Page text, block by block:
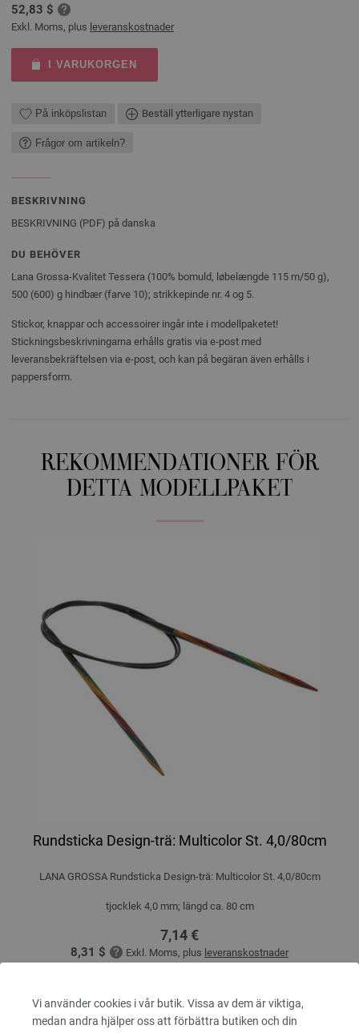
Vi använder cookies i vår butik. Vissa av dem är viktiga,
medan andra hjälper oss att förbättra butiken och din
52,83 $
Exkl. Moms, plus leveranskostnader
I VARUKORGEN
På inköpslistan Beställ ytterligare nystan
Frågor om artikeln?
BESKRIVNING
BESKRIVNING (PDF) på danska
DU BEHÖVER
Lana Grossa-Kvalitet Tessera (100% bomuld, løbelængde 115 m/50 g),
500 (600) g hindbær (farve 10); strikkepinde nr. 4 og 5.
Stickor, knappar och accessoirer ingår inte i modellpaketet!
Stickningsbeskrivningarna erhålls gratis via e-post med
leveransbekräftelsen via e-post, och kan på begäran även erhålls i
pappersform.
REKOMMENDATIONER FÖR
DETTA MODELLPAKET
Rundsticka Design-trä: Multicolor St. 4,0/80cm
LANA GROSSA Rundsticka Design-trä: Multicolor St. 4,0/80cm
tjocklek 4,0 mm; längd ca. 80 cm
7,14 €
8,31 $ Exkl. Moms, plus leveranskostnader